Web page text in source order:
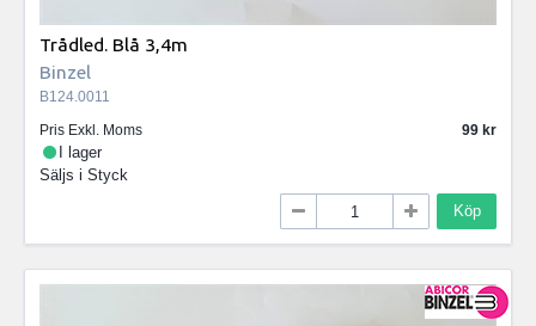
Trådled. Blå 3,4m
Binzel
B124.0011
Pris Exkl. Moms
99
I lager
Säljs i Styck
Köp